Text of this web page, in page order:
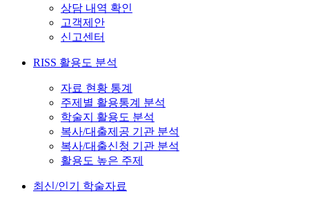
상담 내역 확인
고객제안
신고센터
RISS 활용도 분석
자료 현황 통계
주제별 활용통계 분석
학술지 활용도 분석
복사/대출제공 기관 분석
복사/대출신청 기관 분석
활용도 높은 주제
최신/인기 학술자료